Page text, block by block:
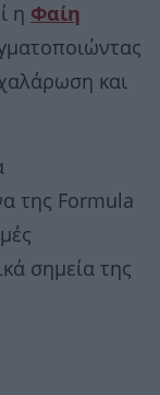
η Φαίη
και
της Formula
σημεία της